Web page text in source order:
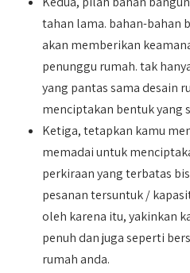
tahan lama. bahan-bahan
akan memberikan
penunggu rumah. tak
yang pantas sama desain
menciptakan bentuk yang
Ketiga, tetapkan kamu
memadai untuk
perkiraan yang terbatas
pesanan tersuntuk /
oleh karena itu, yakinkan
penuh dan juga seperti
rumah anda.